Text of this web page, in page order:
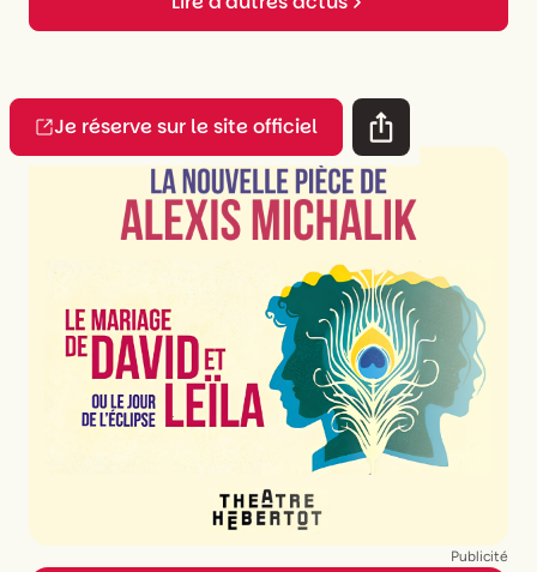
Je réserve sur le site officiel
Publicité